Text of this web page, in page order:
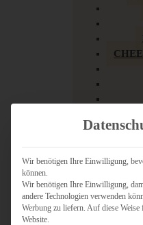
Wir benötigen Ihre Einwilligung,
können.
Wir benötigen Ihre Einwilligung,
andere Technologien verwenden
Werbung zu liefern. Auf diese
Website.